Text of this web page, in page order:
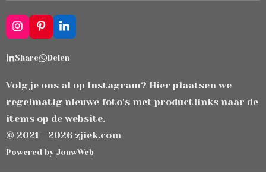
I
n
s
t
g
a
m
P
i
n
t
r
s
t
L
i
k
d
n
Share Delen
Volg je ons al op Instagram? Hier plaatsen we
regelmatig nieuwe foto's met productlinks naar de
items op de website.
© 2021 - 2026 zjiek.com
Powered by JouwWeb